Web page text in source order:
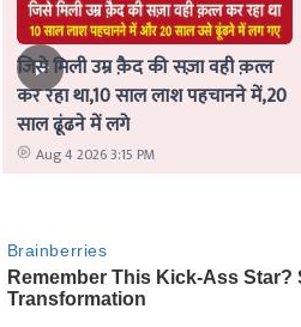
जिसे मिली उम्र क़ैद की सज़ा वही क़त्ल
कर रहा था,10 साल लाश पहचानने में,20
साल ढूंढने में लगे
Aug 4 2026 3:15 PM